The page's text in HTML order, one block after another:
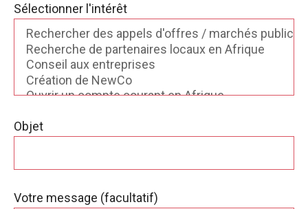
Sélectionner l'intérêt
Objet
Votre message (facultatif)